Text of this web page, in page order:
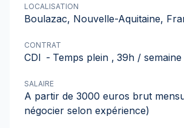
LOCALISATION
Boulazac, Nouvelle-Aquitaine,
CONTRAT
CDI - Temps plein , 39h / semaine
SALAIRE
A partir de 3000 euros brut
négocier selon expérience)